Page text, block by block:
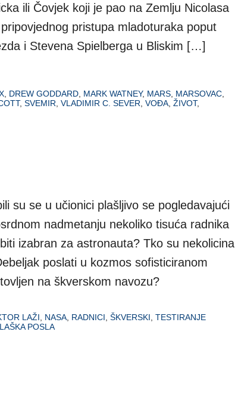
ili Čovjek koji je pao na Zemlju Nicolasa
pristupa mladoturaka poput
i Stevena Spielberga u Bliskim […]
DREW GODDARD MARK WATNEY, MARS MARSOVAC
, SVEMIR VLADIMIR C. SEVER VOĐA ŽIVOT,
su se u učionici plašljivo se pogledavajući
nadmetanju nekoliko tisuća radnika
izabran za astronauta? Tko su nekolicina
poslati u kozmos sofisticiranom
na škverskom navozu?
LAŽI NASA RADNICI ŠKVERSKI TESTIRANJE
POSLA